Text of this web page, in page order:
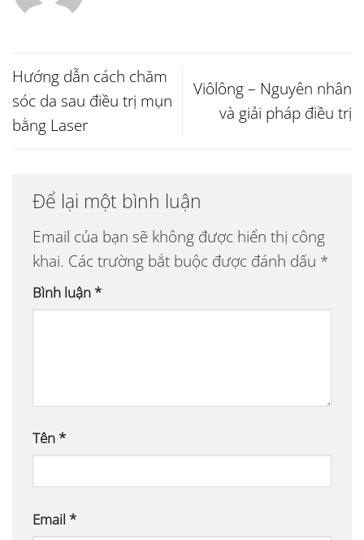
Hướng dẫn cách chăm
sóc da sau điều trị mụn
bằng Laser
Viôlông – Nguyên nhân
và giải pháp điều trị
Để lại một bình luận
Email của bạn sẽ không được hiển thị công
khai. Các trường bắt buộc được đánh dấu *
Bình luận *
Tên *
Email *